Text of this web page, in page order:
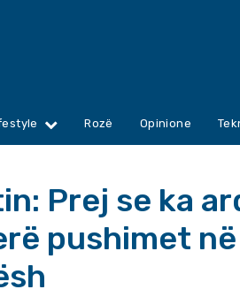
Rozë Opinione
Prej se ka
pushimet në